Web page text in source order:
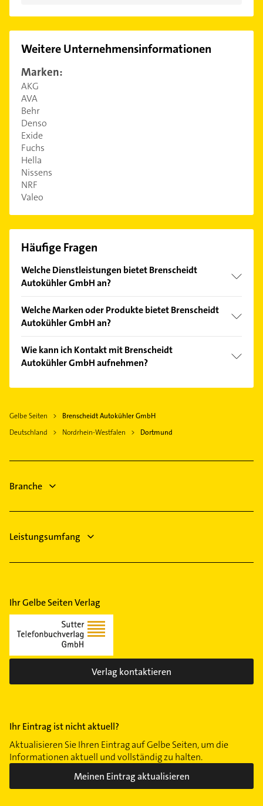
Weitere Unternehmensinformationen
Marken:
AKG
AVA
Behr
Denso
Exide
Fuchs
Hella
Nissens
NRF
Valeo
Häufige Fragen
Welche Dienstleistungen bietet Brenscheidt
Autokühler GmbH an?
Anfertigung von Kraftstofftanks, Klima,
Klimaservice, Montage und Reparatur.
Welche Marken oder Produkte bietet Brenscheidt
Autokühler GmbH an?
Behr, Denso und Exide.
Wie kann ich Kontakt mit Brenscheidt
Autokühler GmbH aufnehmen?
Mail in unserem Kontaktdaten-Bereich auswählen.
Hier finden Sie alleKontaktdaten.
Gelbe Seiten
Brenscheidt Autokühler GmbH
Deutschland
Nordrhein-Westfalen Dortmund
Branche
Leistungsumfang
Ihr Gelbe Seiten Verlag
Verlag kontaktieren
Ihr Eintrag ist nicht aktuell?
Aktualisieren Sie Ihren Eintrag auf Gelbe Seiten, um die
Informationen aktuell und vollständig zu halten.
Meinen Eintrag aktualisieren